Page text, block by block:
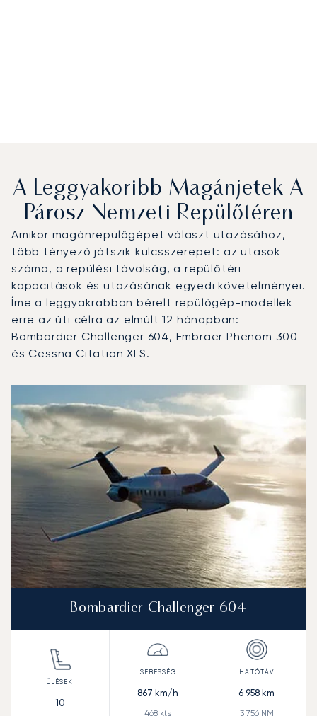
A Leggyakoribb Magánjetek A
Párosz Nemzeti Repülőtéren
Amikor magánrepülőgépet választ utazásához,
több tényező játszik kulcsszerepet: az utasok
száma, a repülési távolság, a repülőtéri
kapacitások és utazásának egyedi követelményei.
Íme a leggyakrabban bérelt repülőgép-modellek
erre az úti célra az elmúlt 12 hónapban:
Bombardier Challenger 604, Embraer Phenom 300
és Cessna Citation XLS.
Repülőgép-típus
Sebesség (km/h) Sebesség (csomó)
Hatótávolság (km)
Hatótávolság (NM)
Bombardier Challenger 604
10
867 km/h
468 kts
6 958 km
3 756NM